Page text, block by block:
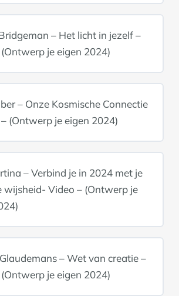
– Het licht in jezelf –
je eigen 2024)
– Onze Kosmische Connectie
(Ontwerp je eigen 2024)
– Verbind je in 2024 met je
wijsheid- Video – (Ontwerp je
– Wet van creatie –
je eigen 2024)